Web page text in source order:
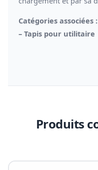
Catégories associées :
– Tapis pour utilitaire
Produits